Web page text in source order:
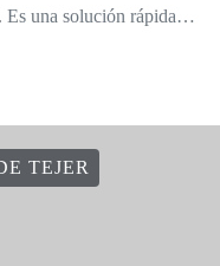
Es una solución rápida…
TEJER